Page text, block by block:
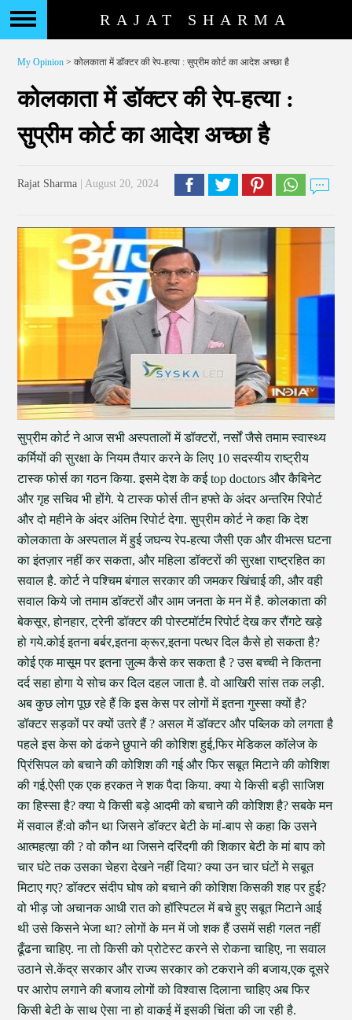
RAJAT SHARMA
My Opinion > कोलकाता में डॉक्टर की रेप-हत्या : सुप्रीम कोर्ट का आदेश अच्छा है
कोलकाता में डॉक्टर की रेप-हत्या :
सुप्रीम कोर्ट का आदेश अच्छा है
Rajat Sharma | August 20, 2024
सुप्रीम कोर्ट ने आज सभी अस्पतालों में डॉक्टरों, नर्सों जैसे तमाम स्वास्थ्य
कर्मियों की सुरक्षा के नियम तैयार करने के लिए 10 सदस्यीय राष्ट्रीय
टास्क फोर्स का गठन किया. इसमे देश के कई top doctors और कैबिनेट
और गृह सचिव भी होंगे. ये टास्क फोर्स तीन हफ्ते के अंदर अन्तरिम रिपोर्ट
और दो महीने के अंदर अंतिम रिपोर्ट देगा. सुप्रीम कोर्ट ने कहा कि देश
कोलकाता के अस्पताल में हुई जघन्य रेप-हत्या जैसी एक और वीभत्स घटना
का इंतज़ार नहीं कर सकता, और महिला डॉक्टरों की सुरक्षा राष्ट्रहित का
सवाल है. कोर्ट ने पश्चिम बंगाल सरकार की जमकर खिंचाई की, और वही
सवाल किये जो तमाम डॉक्टरों और आम जनता के मन में है. कोलकाता की
बेकसूर, होनहार, ट्रेनी डॉक्टर की पोस्टमॉर्टम रिपोर्ट देख कर रौंगटे खड़े
हो गये.कोई इतना बर्बर,इतना क्रूर,इतना पत्थर दिल कैसे हो सकता है?
कोई एक मासूम पर इतना ज़ुल्म कैसे कर सकता है ? उस बच्ची ने कितना
दर्द सहा होगा ये सोच कर दिल दहल जाता है. वो आखिरी सांस तक लड़ी.
अब कुछ लोग पूछ रहे हैं कि इस केस पर लोगों में इतना गुस्सा क्यों है?
डॉक्टर सड़कों पर क्यों उतरे हैं ? असल में डॉक्टर और पब्लिक को लगता है
पहले इस केस को ढंकने छुपाने की कोशिश हुई,फिर मेडिकल कॉलेज के
प्रिंसिपल को बचाने की कोशिश की गई और फिर सबूत मिटाने की कोशिश
की गई.ऐसी एक एक हरकत ने शक पैदा किया. क्या ये किसी बड़ी साजिश
का हिस्सा है? क्या ये किसी बड़े आदमी को बचाने की कोशिश है? सबके मन
में सवाल हैं:वो कौन था जिसने डॉक्टर बेटी के मां-बाप से कहा कि उसने
आत्महत्य़ा की ? वो कौन था जिसने दरिंदगी की शिकार बेटी के मां बाप को
चार घंटे तक उसका चेहरा देखने नहीं दिया? क्या उन चार घंटों मे सबूत
मिटाए गए? डॉक्टर संदीप घोष को बचाने की कोशिश किसकी शह पर हुई?
वो भीड़ जो अचानक आधी रात को हॉस्पिटल में बचे हुए सबूत मिटाने आई
थी उसे किसने भेजा था? लोगों के मन में जो शक हैं उसमें सही गलत नहीं
ढूँढना चाहिए. ना तो किसी को प्रोटेस्ट करने से रोकना चाहिए, ना सवाल
उठाने से.केंद्र सरकार और राज्य सरकार को टकराने की बजाय,एक दूसरे
पर आरोप लगाने की बजाय लोगों को विश्वास दिलाना चाहिए अब फिर
किसी बेटी के साथ ऐसा ना हो वाकई में इसकी चिंता की जा रही है.